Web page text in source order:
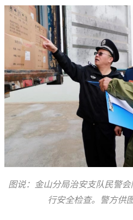
图说：金山分局治安支队民警
行安全检查。警方供